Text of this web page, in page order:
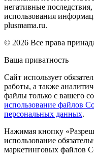
негативные
использования
plusmama.ru.
© 2026 Все права
Ваша приватность
Сайт использует
работы, а также
файлы только с вашего
использование файлов
персональных данных.
Нажимая кнопку
использование
маркетинговых файлов